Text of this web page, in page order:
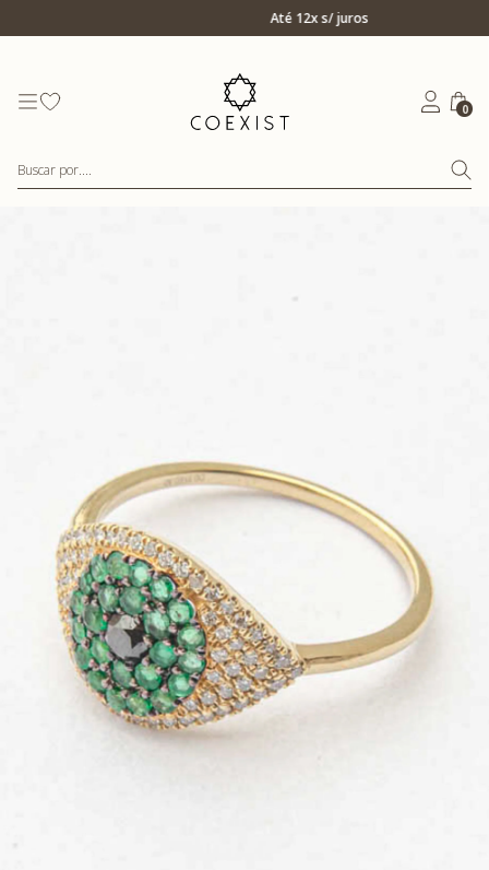
Até 12x s/ juros
Ir para Home Prata
0
Buscar por....